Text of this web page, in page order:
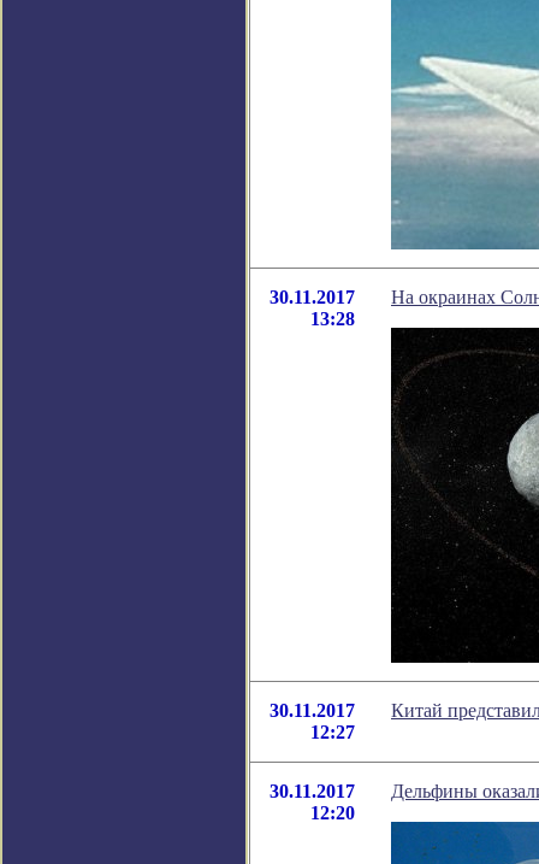
30.11.2017
13:28
На окраинах
30.11.2017
12:27
Китай
30.11.2017
12:20
Дельфины